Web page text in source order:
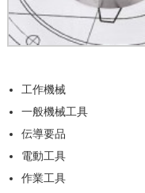
工作機械
一般機械工具
伝導要品
電動工具
作業工具